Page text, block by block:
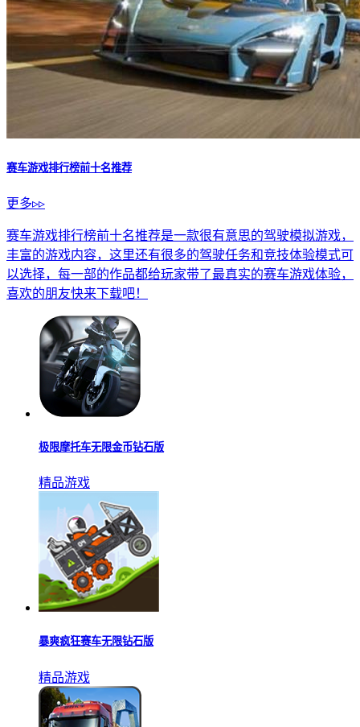
赛车游戏排行榜前十名推荐
更多▹▹
赛车游戏排行榜前十名推荐是一款很有意思的驾驶模拟游戏，
丰富的游戏内容，这里还有很多的驾驶任务和竞技体验模式可
以选择，每一部的作品都给玩家带了最真实的赛车游戏体验，
喜欢的朋友快来下载吧！
极限摩托车无限金币钻石版
精品游戏
暴爽疯狂赛车无限钻石版
精品游戏